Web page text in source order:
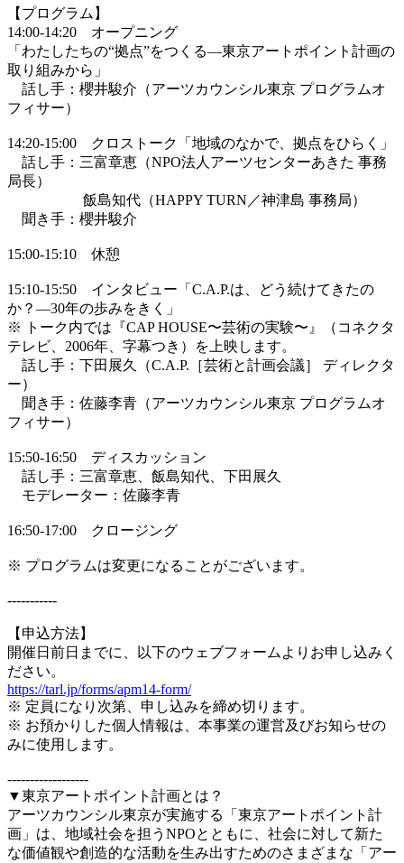
【プログラム】
14:00-14:20 オープニング
「わたしたちの“拠点”をつくる―東京アートポイント計画の
取り組みから」
話し手：櫻井駿介（アーツカウンシル東京 プログラムオ
フィサー）
14:20-15:00 クロストーク「地域のなかで、拠点をひらく」
話し手：三富章恵（NPO法人アーツセンターあきた 事務
局長）
飯島知代（HAPPY TURN／神津島 事務局）
聞き手：櫻井駿介
15:00-15:10 休憩
15:10-15:50 インタビュー「C.A.P.は、どう続けてきたの
か？―30年の歩みをきく」
※ トーク内では『CAP HOUSE〜芸術の実験〜』（コネクタ
テレビ、2006年、字幕つき）を上映します。
話し手：下田展久（C.A.P.［芸術と計画会議］ ディレクタ
ー）
聞き手：佐藤李青（アーツカウンシル東京 プログラムオ
フィサー）
15:50-16:50 ディスカッション
話し手：三富章恵、飯島知代、下田展久
モデレーター：佐藤李青
16:50-17:00 クロージング
※ プログラムは変更になることがございます。
-----------
【申込方法】
開催日前日までに、以下のウェブフォームよりお申し込みく
ださい。
https://tarl.jp/forms/apm14-form/
※ 定員になり次第、申し込みを締め切ります。
※ お預かりした個人情報は、本事業の運営及びお知らせの
みに使用します。
------------------
▼東京アートポイント計画とは？
アーツカウンシル東京が実施する「東京アートポイント計
画」は、地域社会を担うNPOとともに、社会に対して新た
な価値観や創造的な活動を生み出すためのさまざまな「アー